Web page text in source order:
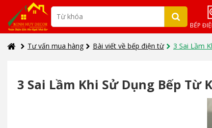
BẾP
Tư vấn mua hàng Bài viết về bếp điện từ 3 Sai Lầm
3 Sai Lầm Khi Sử Dụng Bếp Từ